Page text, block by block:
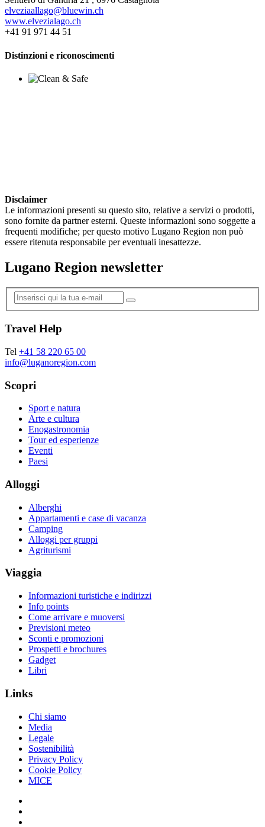
elveziaallago@bluewin.ch
www.elvezialago.ch
+41 91 971 44 51
Distinzioni e riconoscimenti
Disclaimer
Le informazioni presenti su questo sito, relative a servizi o prodotti,
sono fornite da partner esterni. Queste informazioni sono soggette a
frequenti modifiche; per questo motivo Lugano Region non può
essere ritenuta responsabile per eventuali inesattezze.
Lugano Region newsletter
Travel Help
Tel +41 58 220 65 00
info@luganoregion.com
Scopri
Sport e natura
Arte e cultura
Enogastronomia
Tour ed esperienze
Eventi
Paesi
Alloggi
Alberghi
Appartamenti e case di vacanza
Camping
Alloggi per gruppi
Agriturismi
Viaggia
Informazioni turistiche e indirizzi
Info points
Come arrivare e muoversi
Previsioni meteo
Sconti e promozioni
Prospetti e brochures
Gadget
Libri
Links
Chi siamo
Media
Legale
Sostenibilità
Privacy Policy
Cookie Policy
MICE